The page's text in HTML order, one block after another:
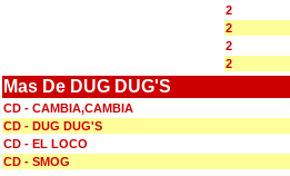
2
2
2
2
Mas De DUG DUG'S
CD - CAMBIA,CAMBIA
CD - DUG DUG'S
CD - EL LOCO
CD - SMOG